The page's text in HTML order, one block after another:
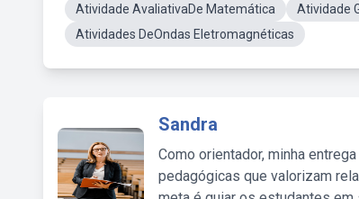
Atividade AvaliativaDe Matemática
Atividade
Atividades DeOndas Eletromagnéticas
Sandra
Como orientador, minha
pedagógicas que valorizam